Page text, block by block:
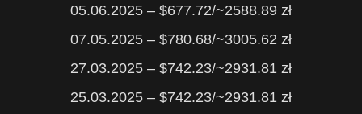
05.06.2025 – $677.72/~2588.89 zł
07.05.2025 – $780.68/~3005.62 zł
27.03.2025 – $742.23/~2931.81 zł
25.03.2025 – $742.23/~2931.81 zł